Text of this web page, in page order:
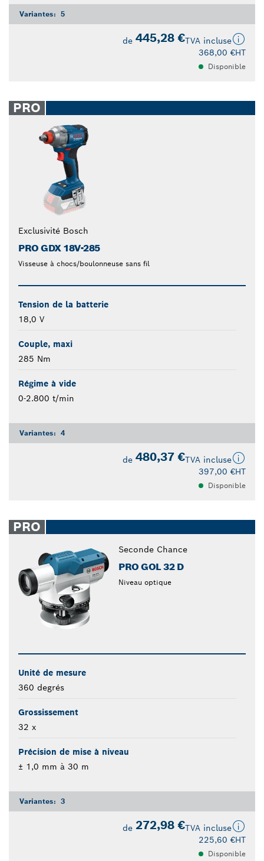
Variantes: 5
de 445,28 €TVA incluse
368,00 €HT
Disponible
PRO
Exclusivité Bosch
PRO GDX 18V-285
Visseuse à chocs/boulonneuse sans fil
Tension de la batterie
18,0 V
Couple, maxi
285 Nm
Régime à vide
0-2.800 t/min
Variantes: 4
de 480,37 €TVA incluse
397,00 €HT
Disponible
PRO
Seconde Chance
PRO GOL 32 D
Niveau optique
Unité de mesure
360 degrés
Grossissement
32 x
Précision de mise à niveau
± 1,0 mm à 30 m
Variantes: 3
de 272,98 €TVA incluse
225,60 €HT
Disponible